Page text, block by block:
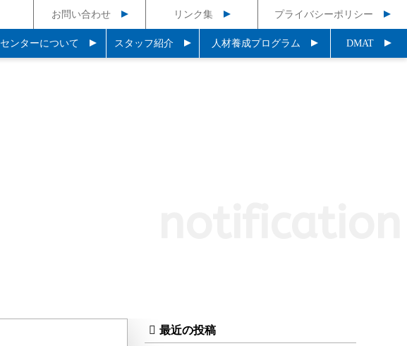
お問い合わせ リンク集 プライバシーポリシー
センターについて スタッフ紹介 人材養成プログラム DMAT
最近の投稿